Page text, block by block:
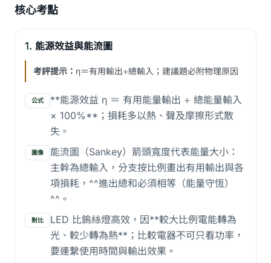
核心考點
1. 能源效益與能流圖
考評提示： η＝有用輸出÷總輸入；建議題必附物理原因
公式
**能源效益 η ＝ 有用能量輸出 ÷ 總能量輸入
× 100%**；損耗多以熱、聲及摩擦形式散
失。
圖像
能流圖（Sankey）箭頭寬度代表能量大小：
主幹為總輸入，分支按比例畫出有用輸出與各
項損耗，^^進出總和必須相等（能量守恆）
^^。
對比
LED 比鎢絲燈高效，因**較大比例電能轉為
光、較少轉為熱**；比較電器不可只看功率，
要連繫使用時間與輸出效果。